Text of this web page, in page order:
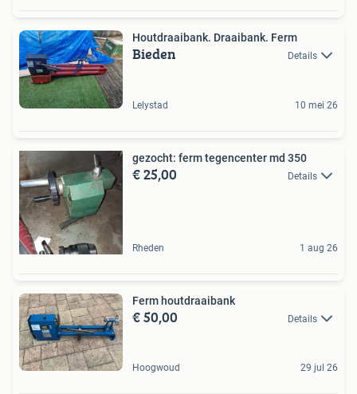
Houtdraaibank. Draaibank. Ferm
Bieden Details
Lelystad 10 mei 26
gezocht: ferm tegencenter md 350
€ 25,00 Details
Rheden 1 aug 26
Ferm houtdraaibank
€ 50,00 Details
Hoogwoud 29 jul 26